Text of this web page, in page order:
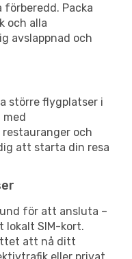
förberedd. Packa
och alla
avslappnad och
större flygplatser i
med
och
att starta din resa
för att ansluta –
lokalt SIM-kort.
att nå ditt